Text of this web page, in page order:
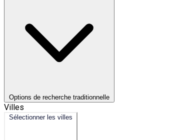
Options de recherche traditionnelle
Villes
Sélectionner les villes